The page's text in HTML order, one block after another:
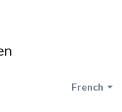
French